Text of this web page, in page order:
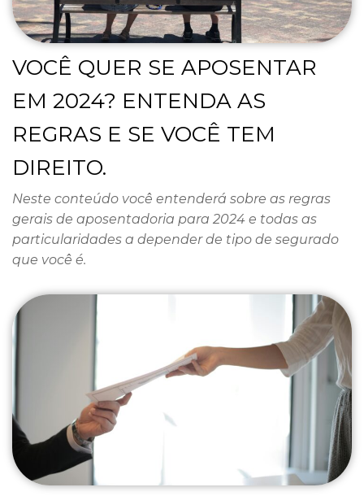
VOCÊ QUER SE APOSENTAR
EM 2024? ENTENDA AS
REGRAS E SE VOCÊ TEM
DIREITO.
Neste conteúdo você entenderá sobre as regras
gerais de aposentadoria para 2024 e todas as
particularidades a depender de tipo de segurado
que você é.